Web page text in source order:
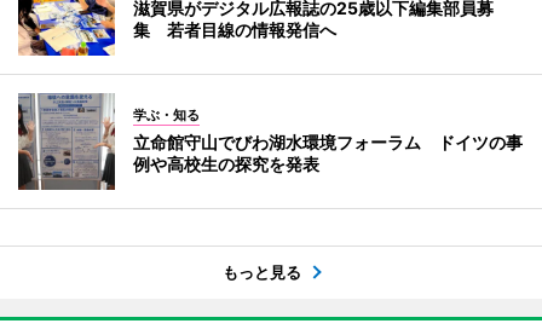
滋賀県がデジタル広報誌の25歳以下編集部員募
集 若者目線の情報発信へ
学ぶ・知る
立命館守山でびわ湖水環境フォーラム ドイツの事
例や高校生の探究を発表
もっと見る